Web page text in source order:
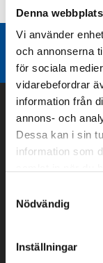
Denna
Vi använder
och annonserna
för sociala
vidarebefordrar
information från
annons- och
Dessa kan i sin
information som
Nödvändig
Inställningar
Teknisk
Liknande
Om oss